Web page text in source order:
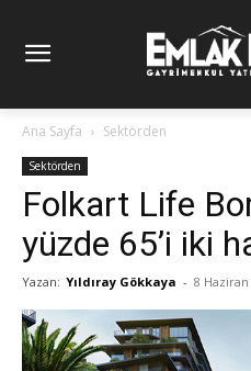
Ana Sayfa Sektörden
Sektörden
Folkart Life
yüzde 65’i iki
Yazan: Yıldıray Gökkaya - 8 Haziran